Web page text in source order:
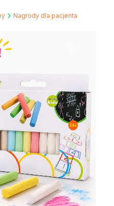
Nagrody dla pacjenta